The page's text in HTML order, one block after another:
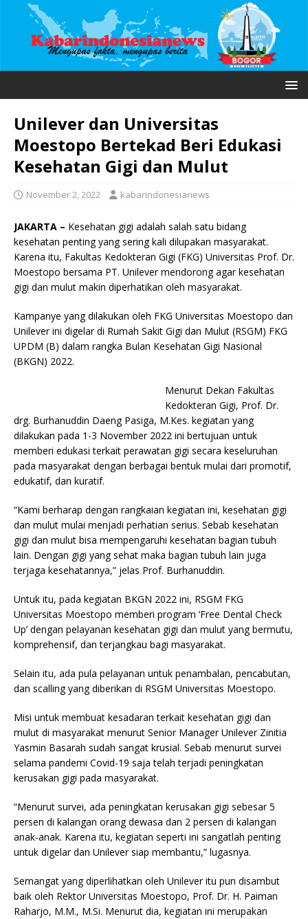
Unilever dan Universitas
Moestopo Bertekad Beri Edukasi
Kesehatan Gigi dan Mulut
November 2, 2022 kabarindonesianews
JAKARTA – Kesehatan gigi adalah salah satu bidang
kesehatan penting yang sering kali dilupakan masyarakat.
Karena itu, Fakultas Kedokteran Gigi (FKG) Universitas Prof. Dr.
Moestopo bersama PT. Unilever mendorong agar kesehatan
gigi dan mulut makin diperhatikan oleh masyarakat.
Kampanye yang dilakukan oleh FKG Universitas Moestopo dan
Unilever ini digelar di Rumah Sakit Gigi dan Mulut (RSGM) FKG
UPDM (B) dalam rangka Bulan Kesehatan Gigi Nasional
(BKGN) 2022.
Menurut Dekan Fakultas
Kedokteran Gigi, Prof. Dr.
drg. Burhanuddin Daeng Pasiga, M.Kes. kegiatan yang
dilakukan pada 1-3 November 2022 ini bertujuan untuk
memberi edukasi terkait perawatan gigi secara keseluruhan
pada masyarakat dengan berbagai bentuk mulai dari promotif,
edukatif, dan kuratif.
“Kami berharap dengan rangkaian kegiatan ini, kesehatan gigi
dan mulut mulai menjadi perhatian serius. Sebab kesehatan
gigi dan mulut bisa mempengaruhi kesehatan bagian tubuh
lain. Dengan gigi yang sehat maka bagian tubuh lain juga
terjaga kesehatannya,” jelas Prof. Burhanuddin.
Untuk itu, pada kegiatan BKGN 2022 ini, RSGM FKG
Universitas Moestopo memberi program ‘Free Dental Check
Up’ dengan pelayanan kesehatan gigi dan mulut yang bermutu,
komprehensif, dan terjangkau bagi masyarakat.
Selain itu, ada pula pelayanan untuk penambalan, pencabutan,
dan scalling yang diberikan di RSGM Universitas Moestopo.
Misi untuk membuat kesadaran terkait kesehatan gigi dan
mulut di masyarakat menurut Senior Manager Unilever Zinitia
Yasmin Basarah sudah sangat krusial. Sebab menurut survei
selama pandemi Covid-19 saja telah terjadi peningkatan
kerusakan gigi pada masyarakat.
“Menurut survei, ada peningkatan kerusakan gigi sebesar 5
persen di kalangan orang dewasa dan 2 persen di kalangan
anak-anak. Karena itu, kegiatan seperti ini sangatlah penting
untuk digelar dan Unilever siap membantu,” lugasnya.
Semangat yang diperlihatkan oleh Unilever itu pun disambut
baik oleh Rektor Universitas Moestopo, Prof. Dr. H. Paiman
Raharjo, M.M., M.Si. Menurut dia, kegiatan ini merupakan